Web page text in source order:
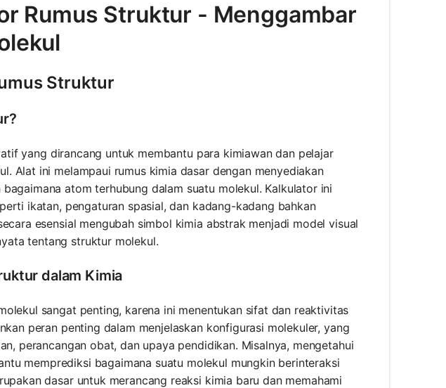
Rumus Struktur - Menggambar
Struktur
yang dirancang untuk membantu para kimiawan dan pelajar
Alat ini melampaui rumus kimia dasar dengan menyediakan
atom terhubung dalam suatu molekul. Kalkulator ini
ikatan, pengaturan spasial, dan kadang-kadang bahkan
esensial mengubah simbol kimia abstrak menjadi model visual
tentang struktur molekul.
dalam Kimia
sangat penting, karena ini menentukan sifat dan reaktivitas
peran penting dalam menjelaskan konfigurasi molekuler, yang
perancangan obat, dan upaya pendidikan. Misalnya, mengetahui
memprediksi bagaimana suatu molekul mungkin berinteraksi
dasar untuk merancang reaksi kimia baru dan memahami